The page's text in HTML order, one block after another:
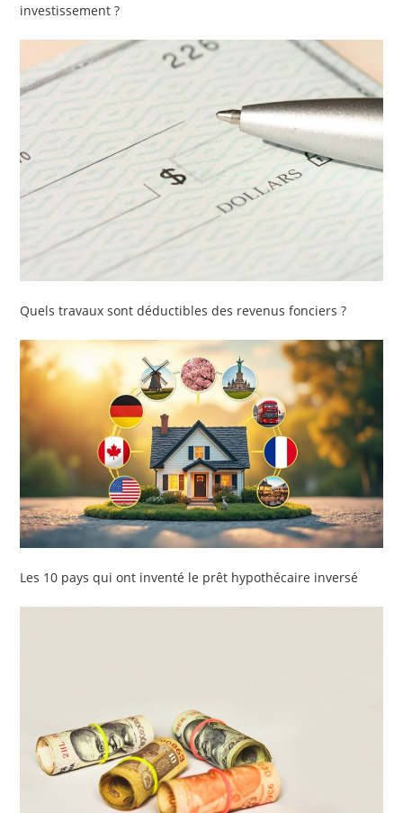
investissement ?
Quels travaux sont déductibles des revenus fonciers ?
Les 10 pays qui ont inventé le prêt hypothécaire inversé